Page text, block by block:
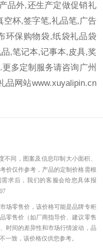
品外,还生产定做促销礼
空杯,签字笔,礼品笔,广告
环保购物袋,纸袋礼品袋
,笔记本,记事本,皮具,奖
多定制服务请咨询广州
品网站www.xuyalipin.cn
不同，图案及信息印制大小面积、
价仅作参考，产品的定制价格需根
求后，我们的客服会给您具体报
场零售价，该价格可能是品牌专柜
零售价（如厂商指导价、建议零售
时间的差异性和市场行情波动，品
一致，该价格仅供您参考。